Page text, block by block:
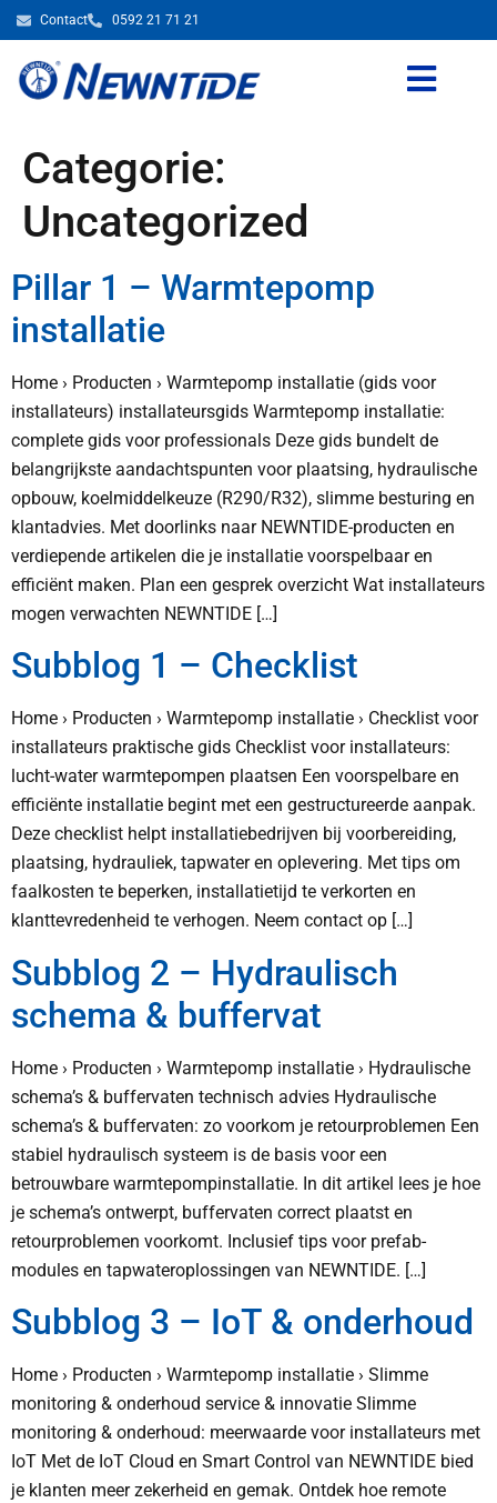
Contact 0592 21 71 21
Categorie:
Uncategorized
Pillar 1 – Warmtepomp
installatie
Home › Producten › Warmtepomp installatie (gids voor
installateurs) installateursgids Warmtepomp installatie:
complete gids voor professionals Deze gids bundelt de
belangrijkste aandachtspunten voor plaatsing, hydraulische
opbouw, koelmiddelkeuze (R290/R32), slimme besturing en
klantadvies. Met doorlinks naar NEWNTIDE-producten en
verdiepende artikelen die je installatie voorspelbaar en
efficiënt maken. Plan een gesprek overzicht Wat installateurs
mogen verwachten NEWNTIDE […]
Subblog 1 – Checklist
Home › Producten › Warmtepomp installatie › Checklist voor
installateurs praktische gids Checklist voor installateurs:
lucht-water warmtepompen plaatsen Een voorspelbare en
efficiënte installatie begint met een gestructureerde aanpak.
Deze checklist helpt installatiebedrijven bij voorbereiding,
plaatsing, hydrauliek, tapwater en oplevering. Met tips om
faalkosten te beperken, installatietijd te verkorten en
klanttevredenheid te verhogen. Neem contact op […]
Subblog 2 – Hydraulisch
schema & buffervat
Home › Producten › Warmtepomp installatie › Hydraulische
schema’s & buffervaten technisch advies Hydraulische
schema’s & buffervaten: zo voorkom je retourproblemen Een
stabiel hydraulisch systeem is de basis voor een
betrouwbare warmtepompinstallatie. In dit artikel lees je hoe
je schema’s ontwerpt, buffervaten correct plaatst en
retourproblemen voorkomt. Inclusief tips voor prefab-
modules en tapwateroplossingen van NEWNTIDE. […]
Subblog 3 – IoT & onderhoud
Home › Producten › Warmtepomp installatie › Slimme
monitoring & onderhoud service & innovatie Slimme
monitoring & onderhoud: meerwaarde voor installateurs met
IoT Met de IoT Cloud en Smart Control van NEWNTIDE bied
je klanten meer zekerheid en gemak. Ontdek hoe remote